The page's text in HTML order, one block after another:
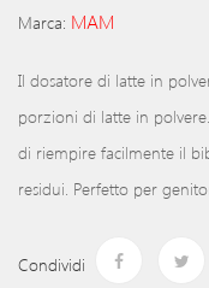
Marca: MAM
Il dosatore di latte in
porzioni di latte in
di riempire facilmente il
residui. Perfetto per
Condividi